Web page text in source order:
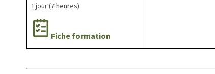
1 jour (7 heures)
Fiche formation